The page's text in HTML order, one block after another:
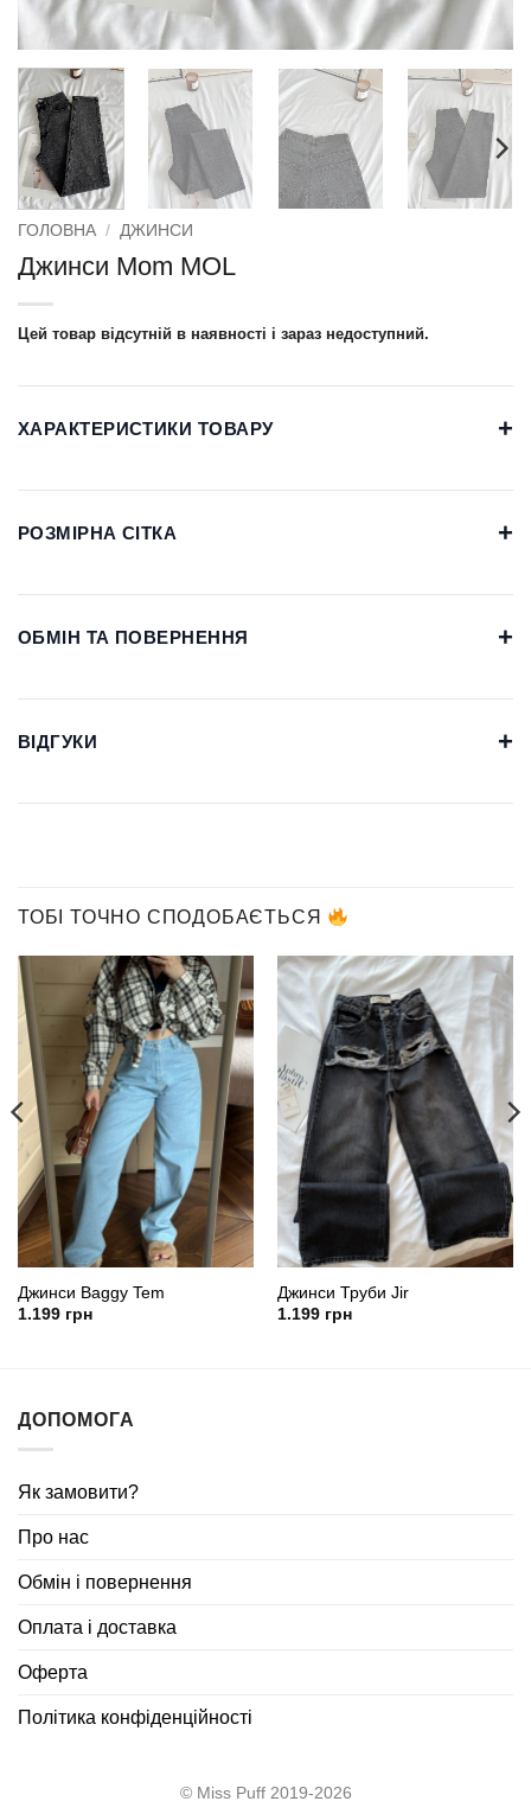
ГОЛОВНА / ДЖИНСИ
Джинси Mom МОL
Цей товар відсутній в наявності і зараз недоступний.
ХАРАКТЕРИСТИКИ ТОВАРУ +
РОЗМІРНА СІТКА +
ОБМІН ТА ПОВЕРНЕННЯ +
ВІДГУКИ +
ТОБІ ТОЧНО СПОДОБАЄТЬСЯ
Джинси Baggy Tem
1.199грн
Джинси Труби Jir
1.199грн
ДОПОМОГА
Як замовити?
Про нас
Обмін і повернення
Оплата і доставка
Оферта
Політика конфіденційності
© Miss Puff 2019-2026